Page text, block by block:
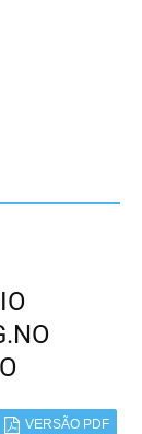
VERSÃO PDF